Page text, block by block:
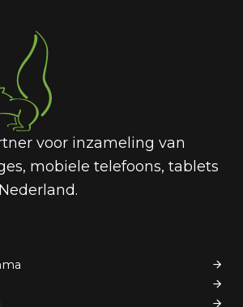
voor inzameling van
mobiele telefoons, tablets